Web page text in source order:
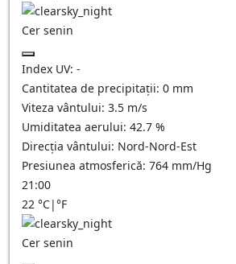
Cer senin
Index UV: -
Cantitatea de precipitații: 0 mm
Viteza vântului: 3.5 m/s
Umiditatea aerului: 42.7 %
Direcția vântului: Nord-Nord-Est
Presiunea atmosferică: 764 mm/Hg
21:00
22 °C|°F
Cer senin